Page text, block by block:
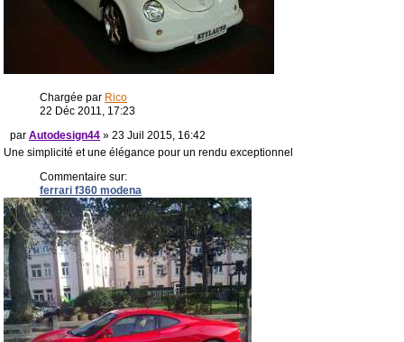
Chargée par Rico
22 Déc 2011, 17:23
par Autodesign44 » 23 Juil 2015, 16:42
Une simplicité et une élégance pour un rendu exceptionnel
Commentaire sur:
ferrari f360 modena